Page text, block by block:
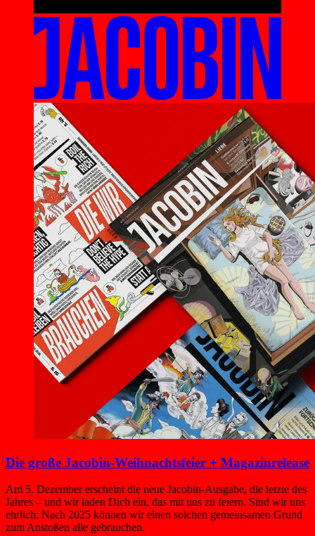
Die große Jacobin-Weihnachtsfeier + Magazinrelease
Am 5. Dezember erscheint die neue Jacobin-Ausgabe, die letzte des
Jahres – und wir laden Dich ein, das mit uns zu feiern. Sind wir uns
ehrlich: Nach 2025 können wir einen solchen gemeinsamen Grund
zum Anstoßen alle gebrauchen.